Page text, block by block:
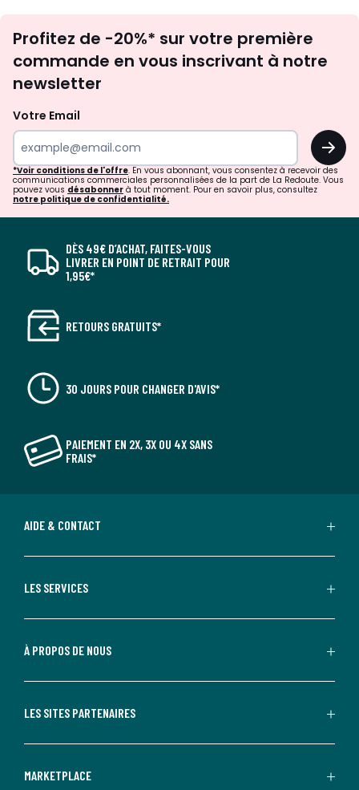
newsletter
Profitez de -20%* sur votre première
commande en vous inscrivant à notre
newsletter
Votre Email
OK
*Voir conditions de l'offre. En vous abonnant, vous consentez à recevoir des
communications commerciales personnalisées de la part de La Redoute. Vous
pouvez vous désabonner à tout moment. Pour en savoir plus, consultez
notre politique de confidentialité.
DÈS 49€ D’ACHAT, FAITES-VOUS
LIVRER EN POINT DE RETRAIT POUR
1,95€*
RETOURS GRATUITS*
30 JOURS POUR CHANGER D'AVIS*
PAIEMENT EN 2X, 3X OU 4X SANS
FRAIS*
AIDE & CONTACT
LES SERVICES
À PROPOS DE NOUS
LES SITES PARTENAIRES
MARKETPLACE